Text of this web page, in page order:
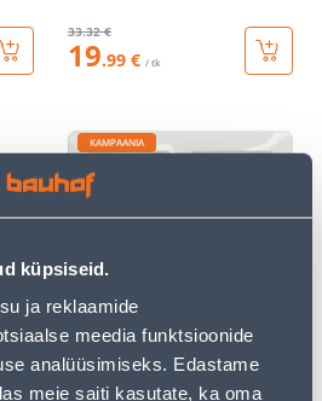
küpsiseid.
ja reklaamide
meedia funktsioonide
analüüsimiseks. Edastame
meie saiti kasutate, ka oma
33.32 €
19.99 € / tk
KAMPAANIA
ELECTRIC SEDNA DESIGN
VALGE